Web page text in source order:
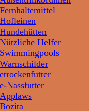
Fernhaltemittel
Hofleinen
Hundehütten
Nützliche Helfer
Swimmingpools
Warnschilder
Nassfutter
Applaws
Bozita